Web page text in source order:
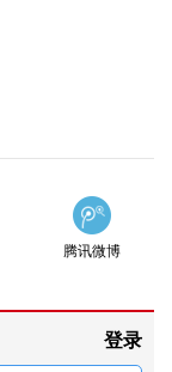
腾讯微博
登录